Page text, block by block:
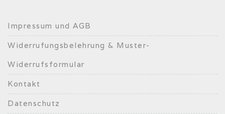
Impressum und AGB
Widerrufungsbelehrung & Muster-
Widerrufsformular
Kontakt
Datenschutz